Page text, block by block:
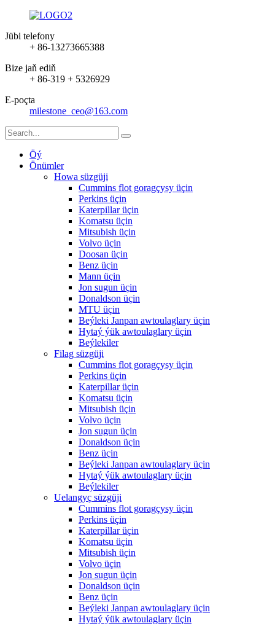
Jübi telefony
+ 86-13273665388
Bize jaň ediň
+ 86-319 + 5326929
E-poçta
milestone_ceo@163.com
Öý
Önümler
Howa süzgüji
Cummins flot goragçysy üçin
Perkins üçin
Katerpillar üçin
Komatsu üçin
Mitsubish üçin
Volvo üçin
Doosan üçin
Benz üçin
Mann üçin
Jon sugun üçin
Donaldson üçin
MTU üçin
Beýleki Janpan awtoulaglary üçin
Hytaý ýük awtoulaglary üçin
Beýlekiler
Filag süzgüji
Cummins flot goragçysy üçin
Perkins üçin
Katerpillar üçin
Komatsu üçin
Mitsubish üçin
Volvo üçin
Jon sugun üçin
Donaldson üçin
Benz üçin
Beýleki Janpan awtoulaglary üçin
Hytaý ýük awtoulaglary üçin
Beýlekiler
Uelangyç süzgüji
Cummins flot goragçysy üçin
Perkins üçin
Katerpillar üçin
Komatsu üçin
Mitsubish üçin
Volvo üçin
Jon sugun üçin
Donaldson üçin
Benz üçin
Beýleki Janpan awtoulaglary üçin
Hytaý ýük awtoulaglary üçin